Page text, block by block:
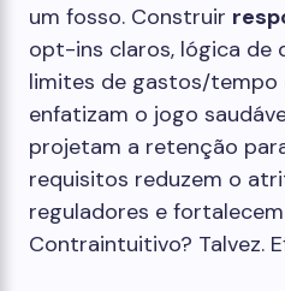
um fosso. Construir
opt-ins claros, lógica de
limites de gastos/tempo
enfatizam o jogo
projetam a retenção
requisitos reduzem o
reguladores e
Contraintuitivo? Talvez.